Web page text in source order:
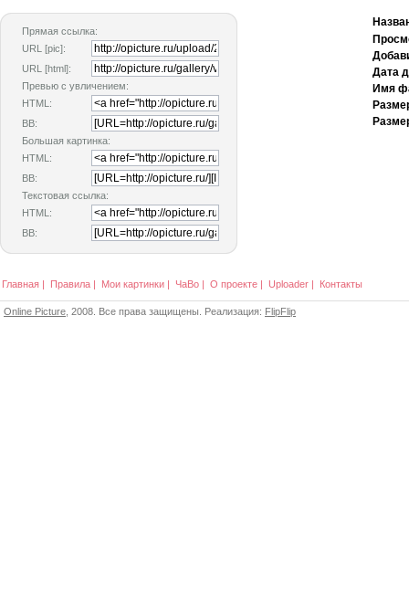
Прямая ссылка:
URL [pic]:
URL [html]:
Превью с увличением:
HTML:
BB:
Большая картинка:
HTML:
BB:
Текстовая ссылка:
HTML:
BB:
Дата
Имя
Главная | Правила | Мои картинки | ЧаВо | О проекте | Uploader | Контакты
Online Picture , 2008. Все права защищены. Реализация: FlipFlip